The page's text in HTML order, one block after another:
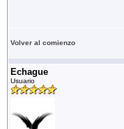
Volver al comienzo
Echague
Usuario